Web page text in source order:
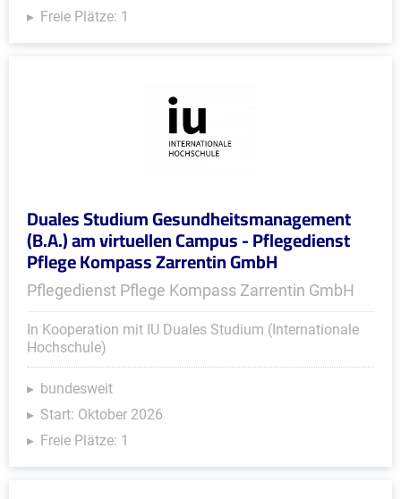
Freie Plätze: 1
Duales Studium Gesundheitsmanagement
(B.A.) am virtuellen Campus - Pflegedienst
Pflege Kompass Zarrentin GmbH
Pflegedienst Pflege Kompass Zarrentin GmbH
In Kooperation mit IU Duales Studium (Internationale
Hochschule)
bundesweit
Start: Oktober 2026
Freie Plätze: 1